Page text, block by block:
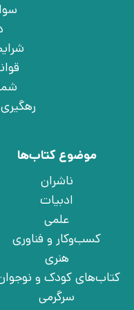
موضوع کتاب‌ها
ناشران
ادبیات
علمی
کسب‌وکار و فناوری
هنری
کتاب‌های کودک و
سرگرمی